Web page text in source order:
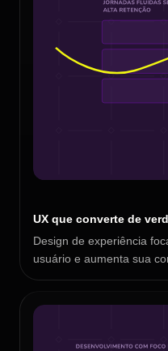
UX que converte de
Design de experiência
usuário e aumenta sua